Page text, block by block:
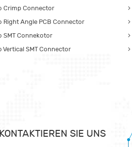
Crimp Connector
Right Angle PCB Connector
SMT Connekotor
Vertical SMT Connector
KONTAKTIEREN SIE UNS